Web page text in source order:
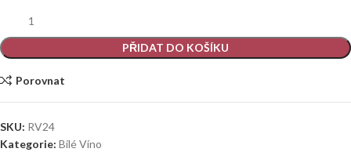
PŘIDAT DO KOŠÍKU
Porovnat
SKU: RV24
Kategorie: Bílé Víno